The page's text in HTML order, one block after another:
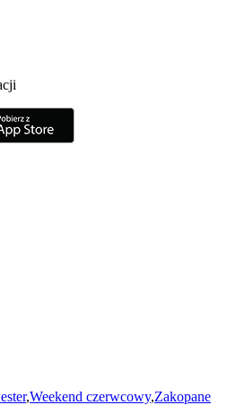
,Weekend czerwcowy,Zakopane